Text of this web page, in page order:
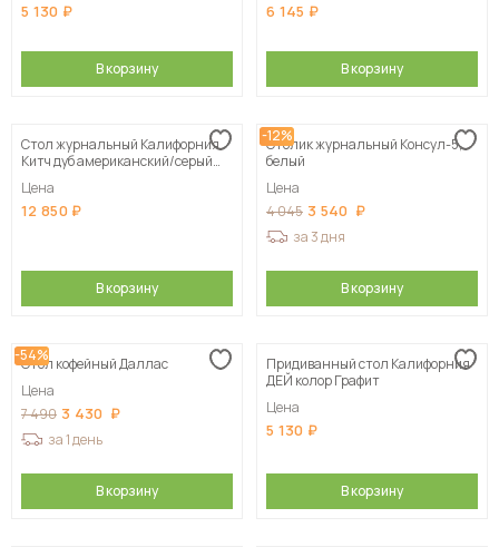
5 130
В корзину
6 145
В корзину
Стол журнальный Калифорния
Китч дуб американский/серый
Цена
12 850
В корзину
-12%
Столик журнальный Консул-5,
белый
Цена
4 045 3 540
за 3 дня
В корзину
-54%
Стол кофейный Даллас
Цена
7 490 3 430
за 1 день
В корзину
Придиванный стол Калифорния
ДЕЙ колор Графит
Цена
5 130
В корзину